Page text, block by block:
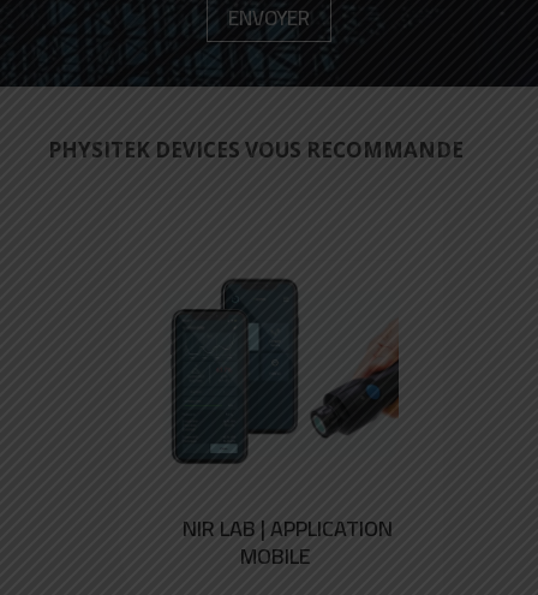
PHYSITEK DEVICES VOUS RECOMMANDE
NIR LAB | APPLICATION
MOBILE